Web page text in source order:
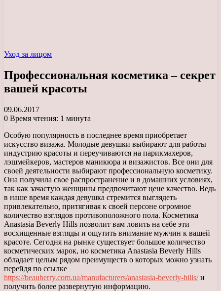
Уход за лицом
Профессиональная косметика – секрет
вашей красоты
09.06.2017
0 Время чтения: 1 минута
Особую популярность в последнее время приобретает
искусство визажа. Молодые девушки выбирают для работы
индустрию красоты и переучиваются на парикмахеров,
лэшмейкеров, мастеров маникюра и визажистов. Все они для
своей деятельности выбирают профессиональную косметику.
Она получила свое распространение и в домашних условиях,
так как зачастую женщины предпочитают цене качество. Ведь
в наше время каждая девушка стремится выглядеть
привлекательно, притягивая к своей персоне огромное
количество взглядов противоположного пола. Косметика
Anastasia Beverly Hills позволит вам ловить на себе эти
восхищенные взгляды и ощутить внимание мужчин к вашей
красоте. Сегодня на рынке существует большое количество
косметических марок, но косметика Anastasia Beverly Hills
обладает целым рядом преимуществ о которых можно узнать
перейдя по ссылке
https://beauberry.com.ua/manufacturers/anastasia-beverly-hills/и
получить более развернутую информацию.